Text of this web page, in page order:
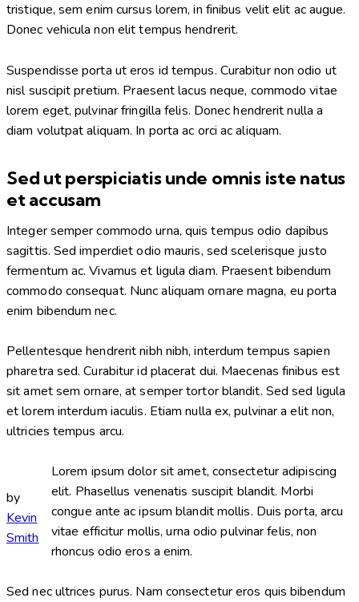
tristique, sem enim cursus lorem, in finibus velit elit ac augue.
Donec vehicula non elit tempus hendrerit.
Suspendisse porta ut eros id tempus. Curabitur non odio ut
nisl suscipit pretium. Praesent lacus neque, commodo vitae
lorem eget, pulvinar fringilla felis. Donec hendrerit nulla a
diam volutpat aliquam. In porta ac orci ac aliquam.
Sed ut perspiciatis unde omnis iste natus
et accusam
Integer semper commodo urna, quis tempus odio dapibus
sagittis. Sed imperdiet odio mauris, sed scelerisque justo
fermentum ac. Vivamus et ligula diam. Praesent bibendum
commodo consequat. Nunc aliquam ornare magna, eu porta
enim bibendum nec.
Pellentesque hendrerit nibh nibh, interdum tempus sapien
pharetra sed. Curabitur id placerat dui. Maecenas finibus est
sit amet sem ornare, at semper tortor blandit. Sed sed ligula
et lorem interdum iaculis. Etiam nulla ex, pulvinar a elit non,
ultricies tempus arcu.
by
Kevin
Smith
Lorem ipsum dolor sit amet, consectetur adipiscing
elit. Phasellus venenatis suscipit blandit. Morbi
congue ante ac ipsum blandit mollis. Duis porta, arcu
vitae efficitur mollis, urna odio pulvinar felis, non
rhoncus odio eros a enim.
Sed nec ultrices purus. Nam consectetur eros quis bibendum